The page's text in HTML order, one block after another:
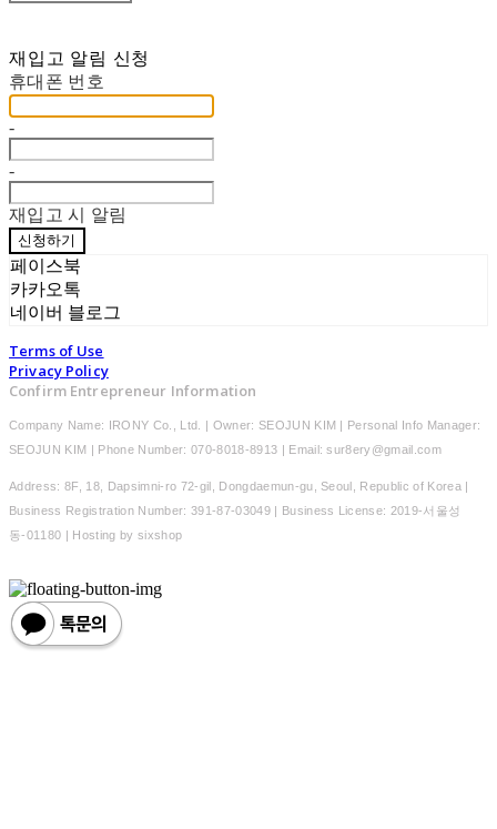
재입고 알림 신청
휴대폰 번호
-
-
재입고 시 알림
신청하기
페이스북
카카오톡
네이버 블로그
Terms of Use
Privacy Policy
Confirm Entrepreneur Information
Company Name: IRONY Co., Ltd. | Owner: SEOJUN KIM | Personal Info Manager:
SEOJUN KIM | Phone Number: 070-8018-8913 | Email: sur8ery@gmail.com
Address: 8F, 18, Dapsimni-ro 72-gil, Dongdaemun-gu, Seoul, Republic of Korea |
Business Registration Number: 391-87-03049| Business License: 2019-서울성
동-01180 | Hosting by sixshop